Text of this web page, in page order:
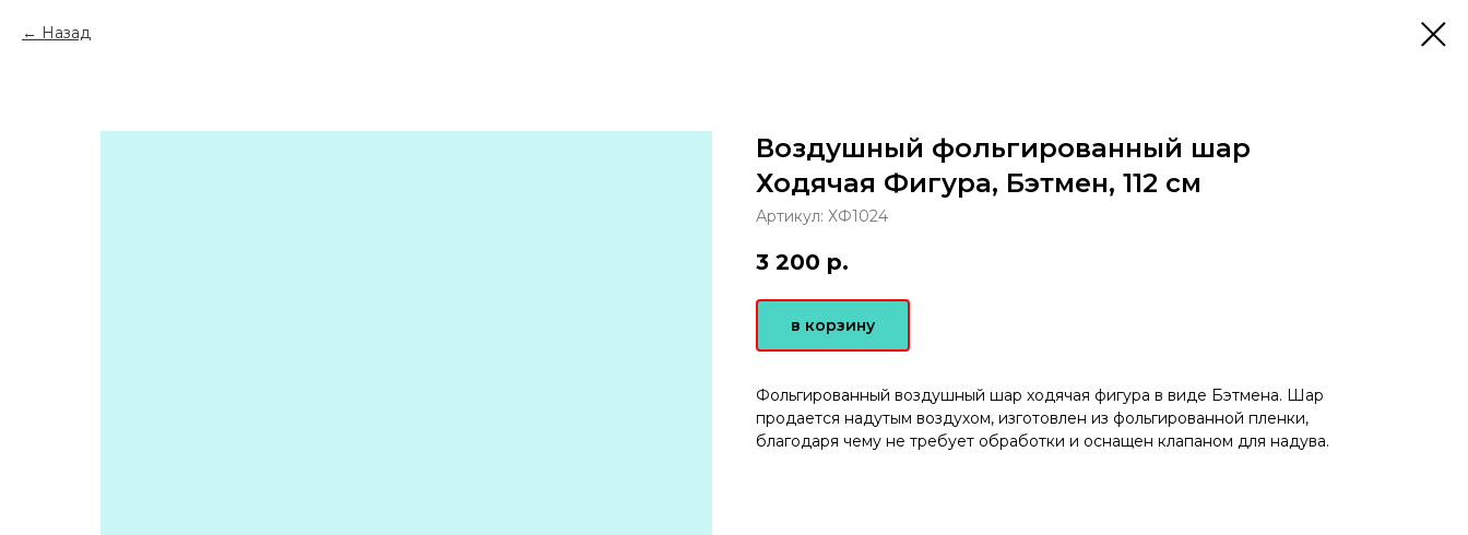
Назад
Воздушный фольгированный шар
Ходячая Фигура, Бэтмен, 112 см
Артикул: ХФ1024
3 200 р.
в корзину
Фольгированный воздушный шар ходячая фигура в виде Бэтмена. Шар
продается надутым воздухом, изготовлен из фольгированной пленки,
благодаря чему не требует обработки и оснащен клапаном для надува.